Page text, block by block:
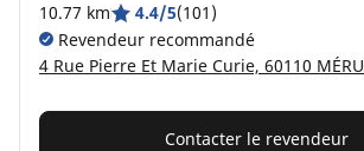
10.77 km 4.4/5(101)
Revendeur recommandé
4 Rue Pierre Et Marie Curie, 60110 MÉRU
Contacter le revendeur